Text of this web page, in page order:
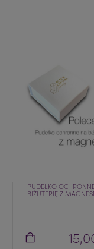
PUDEŁKO
BIŻUTERIĘ Z